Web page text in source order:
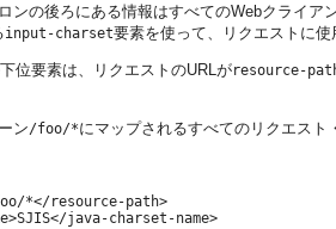
ンの後ろにある情報はすべてのWebクライ
input-charset要素を使って、リクエストに
下位要素は、リクエストのURLがresource-
ン/foo/*にマップされるすべてのリクエス
*</resource-path>
java-charset-name>